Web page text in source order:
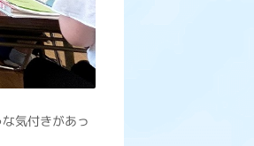
気付きがあっ